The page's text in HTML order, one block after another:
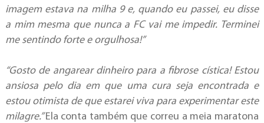
imagem estava na milha 9 e, quando eu passei, eu disse
a mim mesma que nunca a FC vai me impedir. Terminei
me sentindo forte e orgulhosa!”
“Gosto de angarear dinheiro para a fibrose cística! Estou
ansiosa pelo dia em que uma cura seja encontrada e
estou otimista de que estarei viva para experimentar este
milagre.”Ela conta também que correu a meia maratona